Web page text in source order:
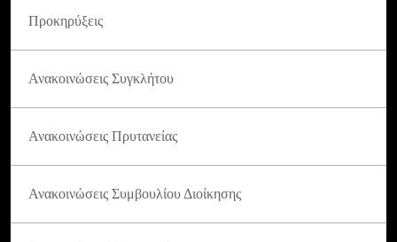
Προκηρύξεις
Ανακοινώσεις Συγκλήτου
Ανακοινώσεις Πρυτανείας
Ανακοινώσεις Συμβουλίου Διοίκησης